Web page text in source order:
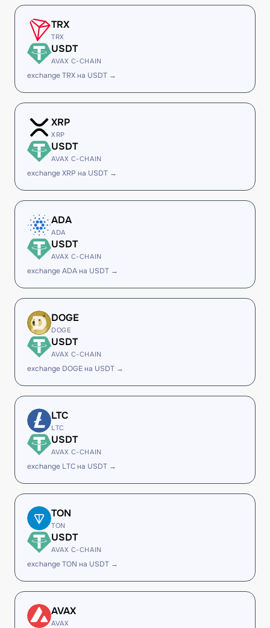
TRX
TRX
USDT
AVAX C-CHAIN
exchange TRX на USDT →
XRP
XRP
USDT
AVAX C-CHAIN
exchange XRP на USDT →
ADA
ADA
USDT
AVAX C-CHAIN
exchange ADA на USDT →
DOGE
DOGE
USDT
AVAX C-CHAIN
exchange DOGE на USDT →
LTC
LTC
USDT
AVAX C-CHAIN
exchange LTC на USDT →
TON
TON
USDT
AVAX C-CHAIN
exchange TON на USDT →
AVAX
AVAX